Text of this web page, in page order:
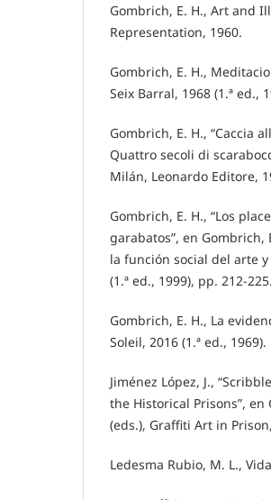
Gombrich, E. H., Art and
Representation, 1960.
Gombrich, E. H.,
Seix Barral, 1968 (1.ª ed.,
Gombrich, E. H., “Caccia
Quattro secoli di
Milán, Leonardo Editore,
Gombrich, E. H., “Los
garabatos”, en Gombrich,
la función social del arte
(1.ª ed., 1999), pp. 212-225.
Gombrich, E. H., La
Soleil, 2016 (1.ª ed., 1969).
Jiménez López, J.,
the Historical Prisons”, en
(eds.), Graffiti Art in
Ledesma Rubio, M. L.,